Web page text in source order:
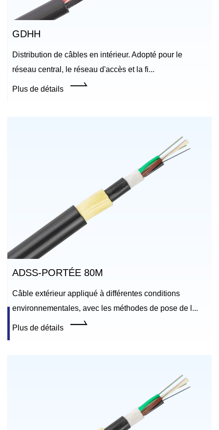
GDHH
Distribution de câbles en intérieur. Adopté pour le
réseau central, le réseau d'accès et la fi...
Plus de détails
ADSS-PORTÉE 80M
Câble extérieur appliqué à différentes conditions
environnementales, avec les méthodes de pose de l...
Plus de détails